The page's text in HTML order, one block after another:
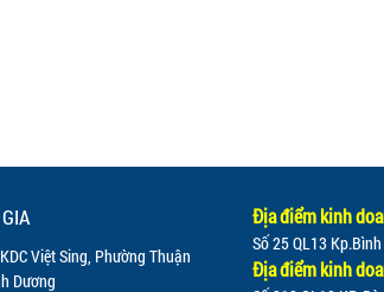
Việt Sing, Phường Thuận
Dương
Địa điểm kinh
Số 25 QL13
Địa điểm kinh